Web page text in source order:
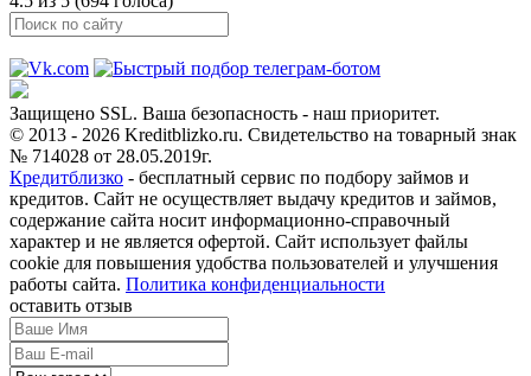
Защищено SSL. Ваша безопасность - наш приоритет.
© 2013 - 2026 Kreditblizko.ru. Свидетельство на товарный знак
№ 714028 от 28.05.2019г.
Кредитблизко - бесплатный сервис по подбору займов и
кредитов. Сайт не осуществляет выдачу кредитов и займов,
содержание сайта носит информационно-справочный
характер и не является офертой. Сайт использует файлы
cookie для повышения удобства пользователей и улучшения
работы сайта. Политика конфиденциальности
оставить отзыв